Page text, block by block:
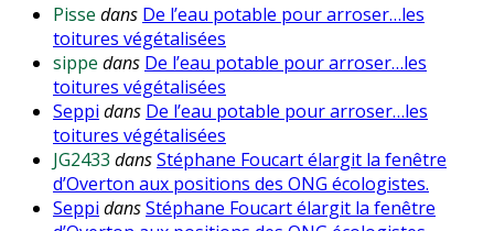
Pisse dans De l’eau potable pour arroser…les
toitures végétalisées
sippe dans De l’eau potable pour arroser…les
toitures végétalisées
Seppi dans De l’eau potable pour arroser…les
toitures végétalisées
JG2433 dansStéphane Foucart élargit la fenêtre
d’Overton aux positions des ONG écologistes.
Seppi dansStéphane Foucart élargit la fenêtre